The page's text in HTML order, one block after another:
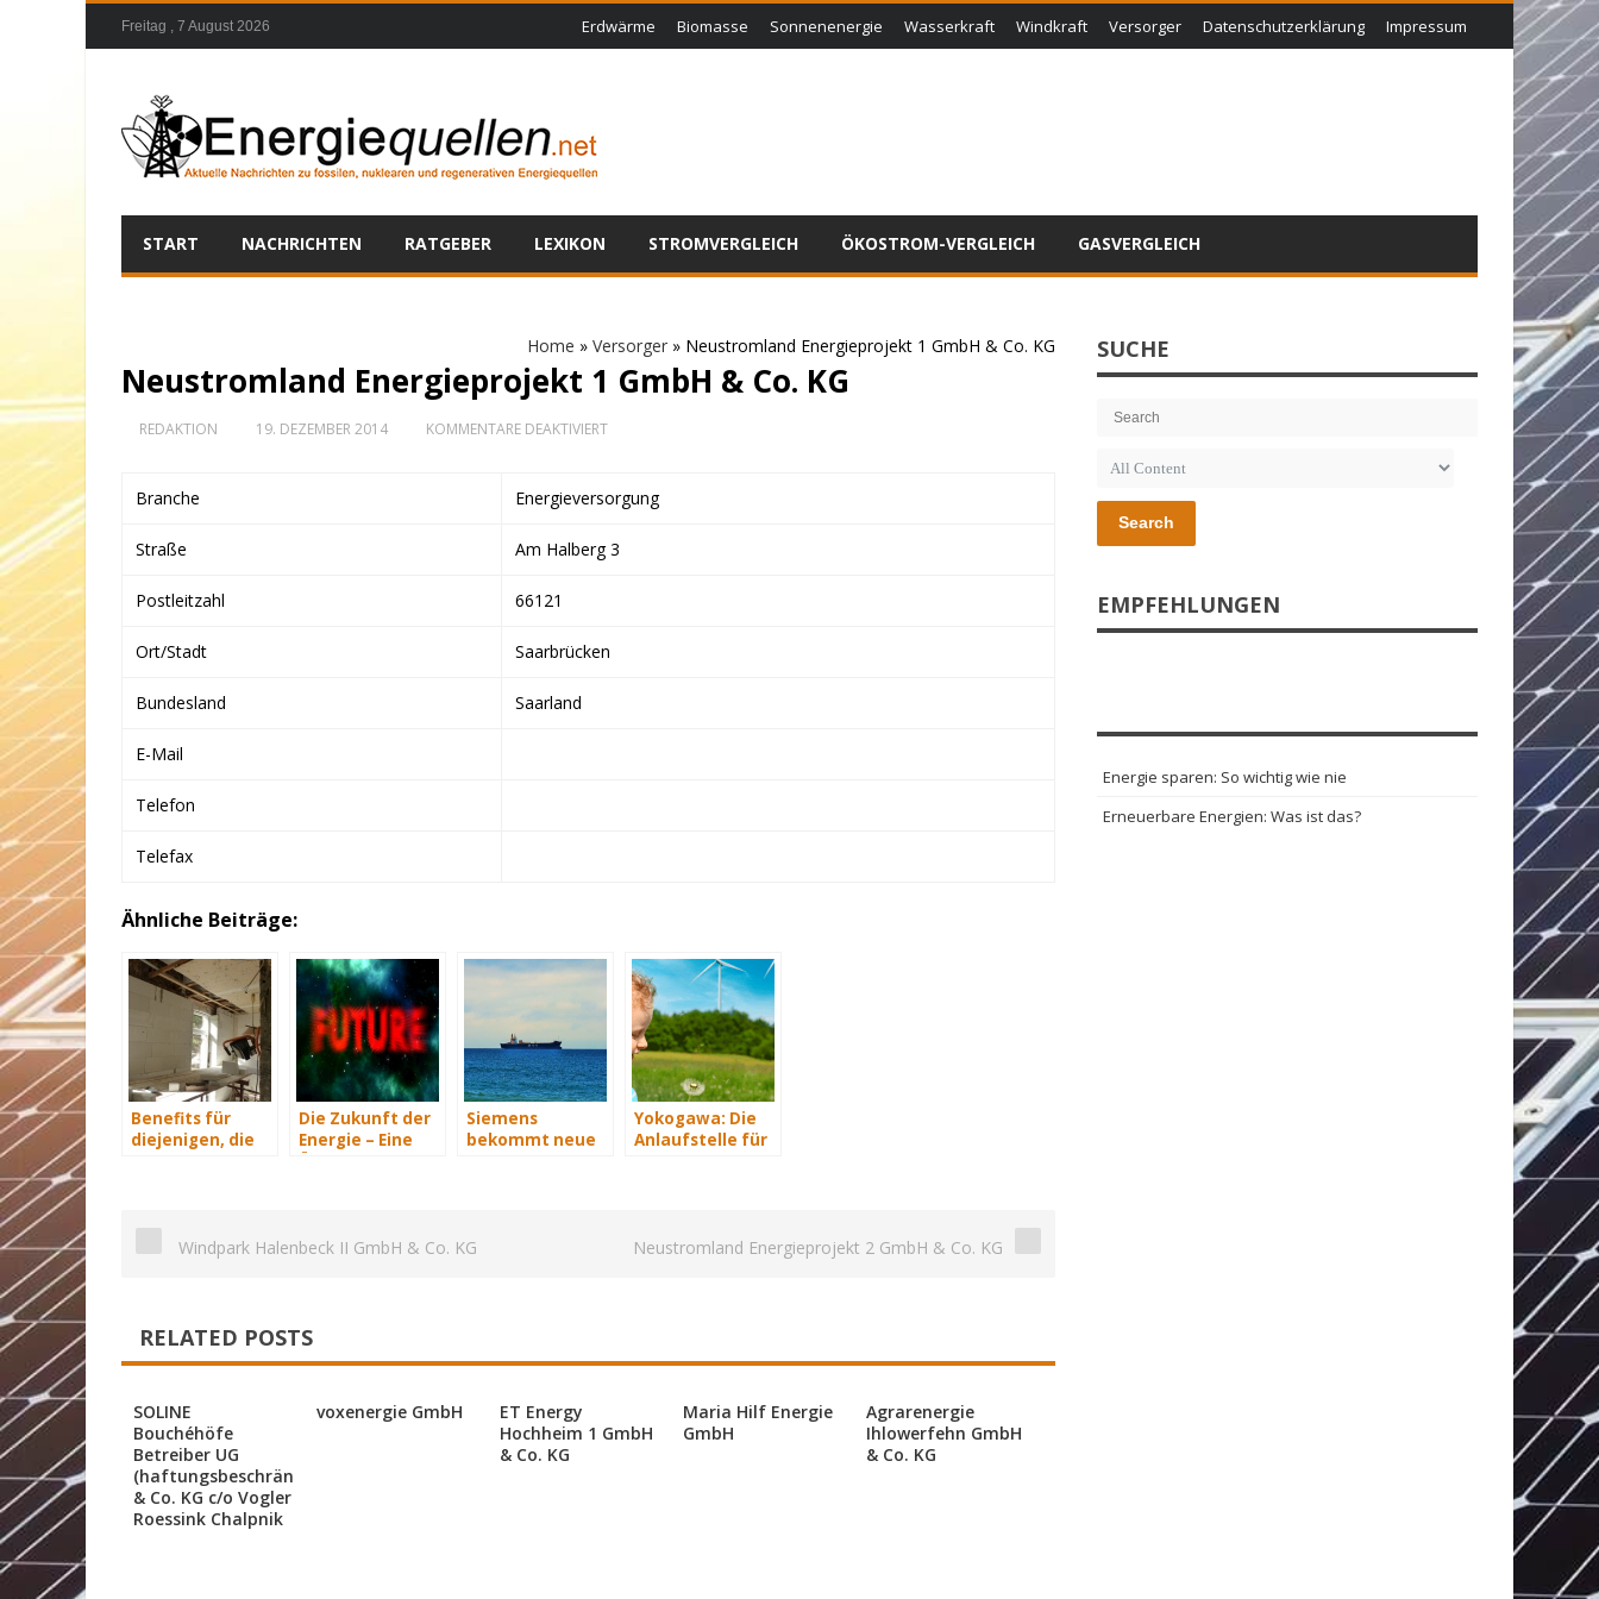
Freitag , 7 August 2026 Erdwärme Biomasse Sonnenenergie Wasserkraft Windkraft Versorger Datenschutzerklärung Impressum
START NACHRICHTEN RATGEBER LEXIKON STROMVERGLEICH ÖKOSTROM-VERGLEICH GASVERGLEICH
Home » Versorger » Neustromland Energieprojekt 1 GmbH & Co. KG
Neustromland Energieprojekt 1 GmbH & Co. KG
REDAKTION 19. DEZEMBER 2014 KOMMENTARE DEAKTIVIERTFÜR
GMBH
CO.
KG
Branche Energieversorgung
Straße Am Halberg 3
Postleitzahl 66121
Ort/Stadt Saarbrücken
Bundesland Saarland
E-Mail
Telefon
Telefax
Ähnliche Beiträge:
Benefits für
diejenigen, die
Die Zukunft der
Energie – Eine
Siemens
bekommt neue
Yokogawa: Die
Anlaufstelle für
Windpark Halenbeck II GmbH & Co. KG Neustromland Energieprojekt 2 GmbH & Co. KG
RELATED POSTS
SOLINE
Bouchéhöfe
Betreiber UG
(haftungsbeschränkt)
& Co. KG c/o Vogler
Roessink Chalpnik
voxenergie GmbH
ET Energy
Hochheim 1 GmbH
& Co. KG
Maria Hilf Energie
GmbH
Agrarenergie
Ihlowerfehn GmbH
& Co. KG
SUCHE
Search
EMPFEHLUNGEN
Energie sparen: So wichtig wie nie
Erneuerbare Energien: Was ist das?